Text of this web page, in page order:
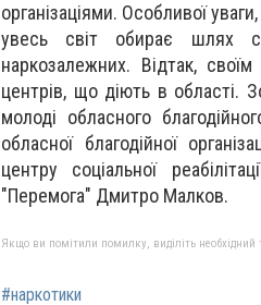
організаціями. Особливої
увесь світ обирає шлях
наркозалежних. Відтак, своїм
центрів, що діють в області.
молоді обласного
обласної благодійної
центру соціальної
"Перемога" Дмитро Малков.
Якщо ви помітили помилку, виділіть необхідний
#наркотики